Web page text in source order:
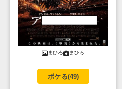
まひろ まひろ
ボケる(49)